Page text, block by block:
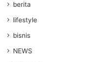
berita
lifestyle
bisnis
NEWS